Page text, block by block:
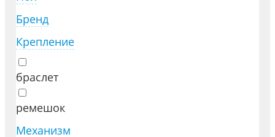
Бренд
Крепление
браслет
ремешок
Механизм